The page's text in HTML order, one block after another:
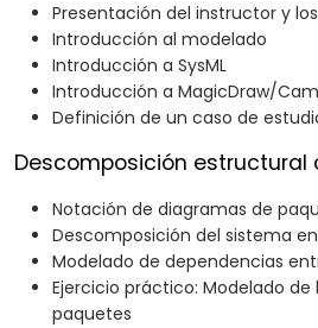
Presentación del instructor y
Introducción al modelado
Introducción a SysML
Introducción a MagicDraw/
Definición de un caso de
Descomposición estructural
Notación de diagramas de
Descomposición del sistema
Modelado de dependencias
Ejercicio práctico: Modelado
paquetes